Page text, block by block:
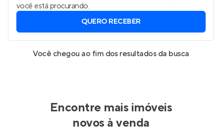
você está procurando.
QUERO RECEBER
Você chegou ao fim dos resultados da busca
Encontre mais imóveis
novos à venda